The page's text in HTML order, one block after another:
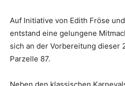
Auf Initiative von Edith Fröse
entstand eine gelungene
sich an der Vorbereitung dieser
Parzelle 87.